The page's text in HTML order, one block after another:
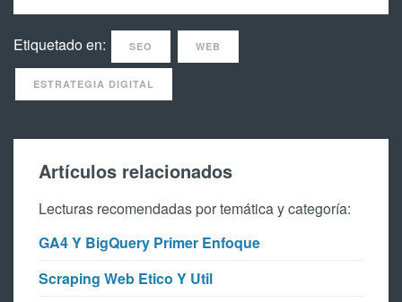
Etiquetado en: SEO WEB
ESTRATEGIA DIGITAL
Artículos relacionados
Lecturas recomendadas por temática y categoría:
GA4 Y BigQuery Primer Enfoque
Scraping Web Etico Y Util